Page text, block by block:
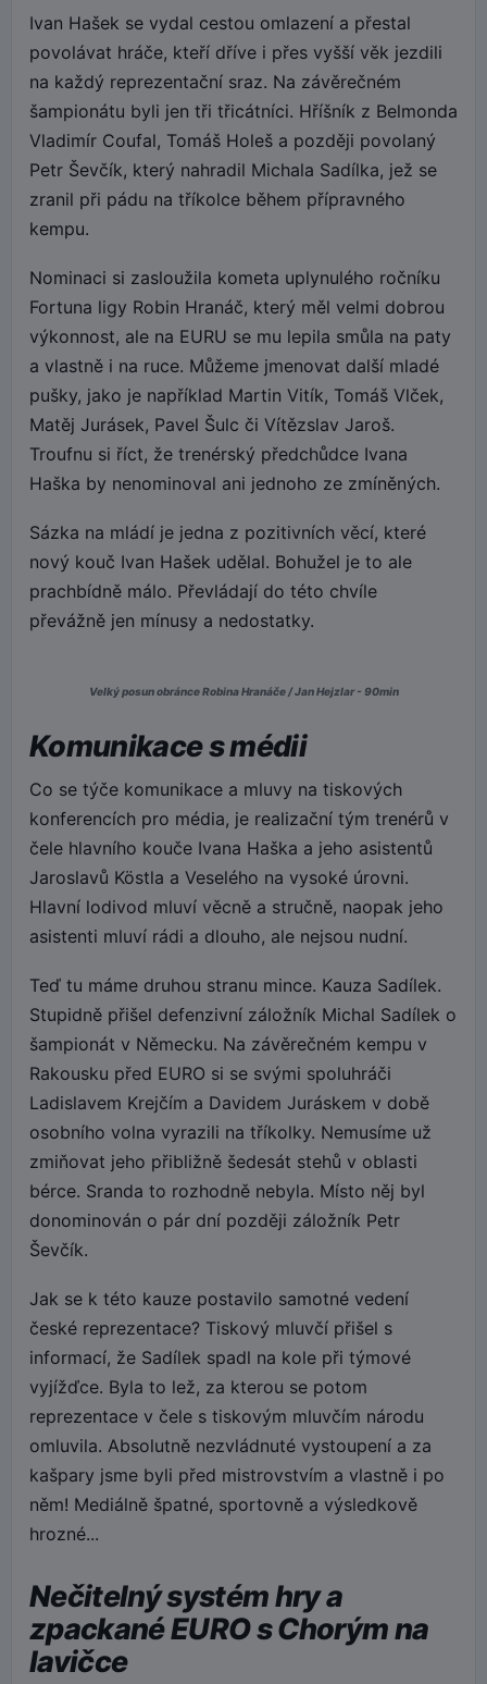
Ivan Hašek se vydal cestou omlazení a přestal
povolávat hráče, kteří dříve i přes vyšší věk jezdili
na každý reprezentační sraz. Na závěrečném
šampionátu byli jen tři třicátníci. Hříšník z Belmonda
Vladimír Coufal, Tomáš Holeš a později povolaný
Petr Ševčík, který nahradil Michala Sadílka, jež se
zranil při pádu na tříkolce během přípravného
kempu.
Nominaci si zasloužila kometa uplynulého ročníku
Fortuna ligy Robin Hranáč, který měl velmi dobrou
výkonnost, ale na EURU se mu lepila smůla na paty
a vlastně i na ruce. Můžeme jmenovat další mladé
pušky, jako je například Martin Vitík, Tomáš Vlček,
Matěj Jurásek, Pavel Šulc či Vítězslav Jaroš.
Troufnu si říct, že trenérský předchůdce Ivana
Haška by nenominoval ani jednoho ze zmíněných.
Sázka na mládí je jedna z pozitivních věcí, které
nový kouč Ivan Hašek udělal. Bohužel je to ale
prachbídně málo. Převládají do této chvíle
převážně jen mínusy a nedostatky.
Velký posun obránce Robina Hranáče / Jan Hejzlar - 90min
Komunikace s médii
Co se týče komunikace a mluvy na tiskových
konferencích pro média, je realizační tým trenérů v
čele hlavního kouče Ivana Haška a jeho asistentů
Jaroslavů Köstla a Veselého na vysoké úrovni.
Hlavní lodivod mluví věcně a stručně, naopak jeho
asistenti mluví rádi a dlouho, ale nejsou nudní.
Teď tu máme druhou stranu mince. Kauza Sadílek.
Stupidně přišel defenzivní záložník Michal Sadílek o
šampionát v Německu. Na závěrečném kempu v
Rakousku před EURO si se svými spoluhráči
Ladislavem Krejčím a Davidem Juráskem v době
osobního volna vyrazili na tříkolky. Nemusíme už
zmiňovat jeho přibližně šedesát stehů v oblasti
bérce. Sranda to rozhodně nebyla. Místo něj byl
donominován o pár dní později záložník Petr
Ševčík.
Jak se k této kauze postavilo samotné vedení
české reprezentace? Tiskový mluvčí přišel s
informací, že Sadílek spadl na kole při týmové
vyjížďce. Byla to lež, za kterou se potom
reprezentace v čele s tiskovým mluvčím národu
omluvila. Absolutně nezvládnuté vystoupení a za
kašpary jsme byli před mistrovstvím a vlastně i po
něm! Mediálně špatné, sportovně a výsledkově
hrozné...
Nečitelný systém hry a
zpackané EURO s Chorým na
lavičce